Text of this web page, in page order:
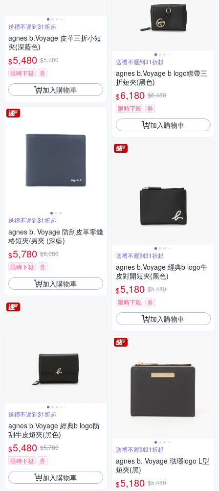
送禮不遲到31折起
agnes b.Voyage 皮革三折小短
夾(深藍色)
$5,480 $5,780
限時下殺
券
加入購物車
送禮不遲到31折起
agnes b. Voyage 防刮皮革零錢
格短夾/男夾 (深藍)
$5,780 $6,080
限時下殺
券
加入購物車
送禮不遲到31折起
agnes b.Voyage 經典b logo防
刮牛皮短夾(黑色)
$5,480 $5,780
限時下殺
券
加入購物車
送禮不遲到31折起
agnes b.Voyage b logo綁帶三
折短夾(黑色)
$6,180 $6,480
限時下殺
券
加入購物車
送禮不遲到31折起
agnes b.Voyage 經典b logo牛
皮對開短夾(黑色)
$5,180 $5,480
限時下殺
券
加入購物車
送禮不遲到31折起
agnes b. Voyage 琺瑯logo L型
短夾(黑)
$5,180 $5,480